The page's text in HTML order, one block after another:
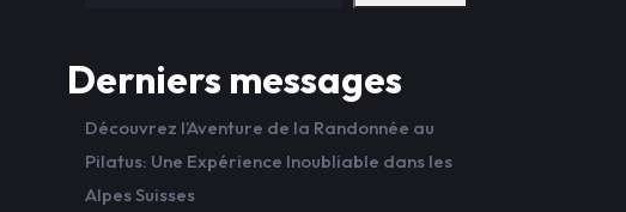
Derniers messages
Découvrez l’Aventure de la Randonnée au
Pilatus: Une Expérience Inoubliable dans les
Alpes Suisses